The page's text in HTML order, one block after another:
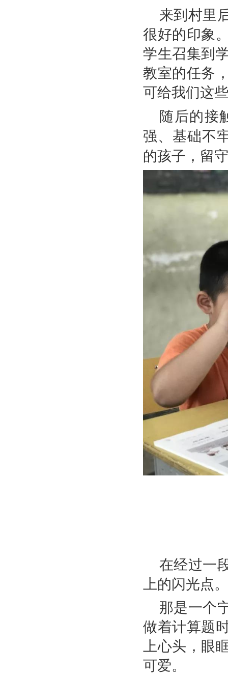
来到村里
很好的印象
学生召集到
教室的任务
可给我们这
随后的接
强、基础不
的孩子，留
在经过一
上的闪光点。
那是一个
做着计算题
上心头，眼
可爱。